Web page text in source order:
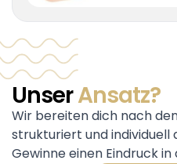
UnserAnsatz?
Wir bereiten dich nach
strukturiert und individuell
Gewinne einen Eindruck